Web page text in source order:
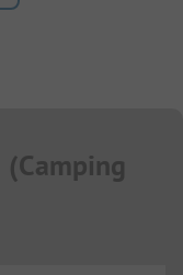
(Camping